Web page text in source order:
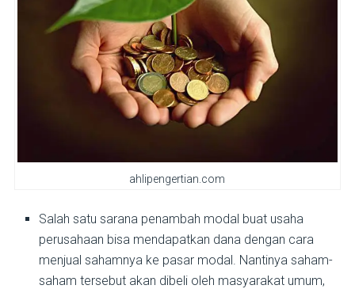
ahlipengertian.com
Salah satu sarana penambah modal buat usaha
perusahaan bisa mendapatkan dana dengan cara
menjual sahamnya ke pasar modal. Nantinya saham-
saham tersebut akan dibeli oleh masyarakat umum,